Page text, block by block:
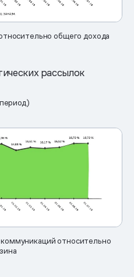
общего дохода
рассылок
относительно